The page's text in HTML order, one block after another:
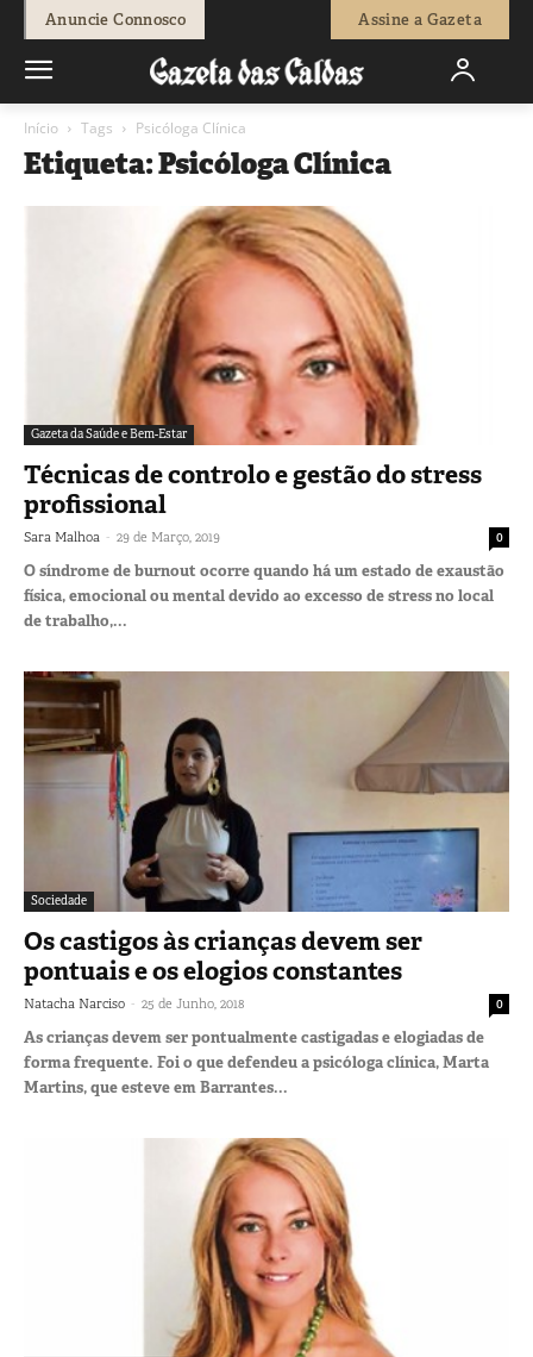
Anuncie Connosco Assine a Gazeta
Início Tags Psicóloga Clínica
Etiqueta: Psicóloga Clínica
Gazeta da Saúde e Bem-Estar
Técnicas de controlo e gestão do stress
profissional
Sara Malhoa - 29 de Março, 2019 0
O síndrome de burnout ocorre quando há um estado de exaustão
física, emocional ou mental devido ao excesso de stress no local
de trabalho,...
Sociedade
Os castigos às crianças devem ser
pontuais e os elogios constantes
Natacha Narciso - 25 de Junho, 2018 0
As crianças devem ser pontualmente castigadas e elogiadas de
forma frequente. Foi o que defendeu a psicóloga clínica, Marta
Martins, que esteve em Barrantes...